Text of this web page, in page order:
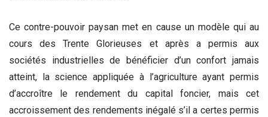
Ce contre-pouvoir paysan met en cause un modèle qui au
cours des Trente Glorieuses et après a permis aux
sociétés industrielles de bénéficier d’un confort jamais
atteint, la science appliquée à l’agriculture ayant permis
d’accroître le rendement du capital foncier, mais cet
accroissement des rendements inégalé s’il a certes permis